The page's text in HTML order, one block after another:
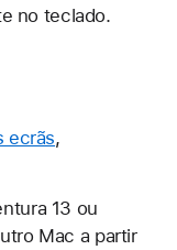
no teclado.
ecrãs,
13 ou
Mac a partir